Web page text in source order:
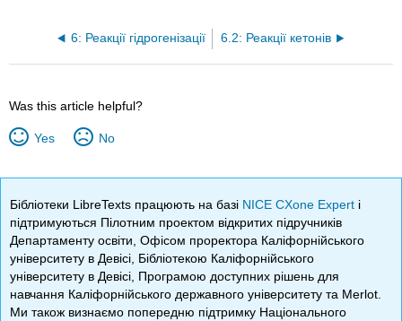
6: Реакції гідрогенізації 6.2: Реакції кетонів
Was this article helpful?
Yes No
Бібліотеки LibreTexts працюють на базі NICE CXone Expert і
підтримуються Пілотним проектом відкритих підручників
Департаменту освіти, Офісом проректора Каліфорнійського
університету в Девісі, Бібліотекою Каліфорнійського
університету в Девісі, Програмою доступних рішень для
навчання Каліфорнійського державного університету та Merlot.
Ми також визнаємо попередню підтримку Національного